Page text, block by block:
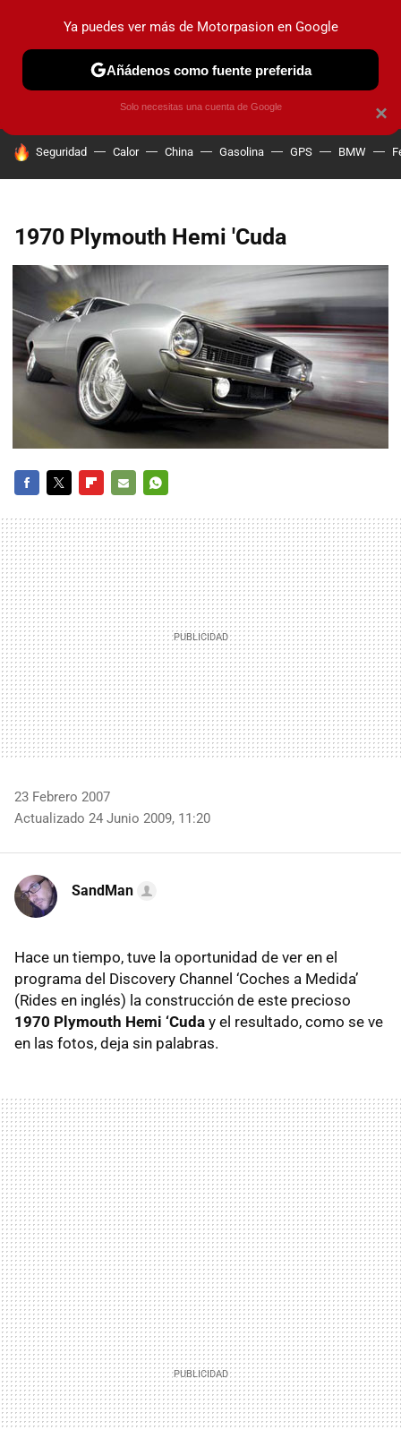
PRUEBAS COCHES ELÉCTRICOS OBSERVATORIO
HOY SE HABLA DE
Seguridad Calor China Gasolina GPS BMW
1970 Plymouth Hemi 'Cuda
MAIL
23 Febrero 2007
Actualizado 24 Junio 2009, 11:20
SandMan
Hace un tiempo, tuve la oportunidad de ver en el
programa del Discovery Channel ‘Coches a Medida’
(Rides en inglés) la construcción de este precioso
1970 Plymouth Hemi ‘Cuda y el resultado, como se ve
en las fotos, deja sin palabras.
×
Ya puedes ver más de Motorpasion en Google
Añádenos como fuente preferida
Solo necesitas una cuenta de Google